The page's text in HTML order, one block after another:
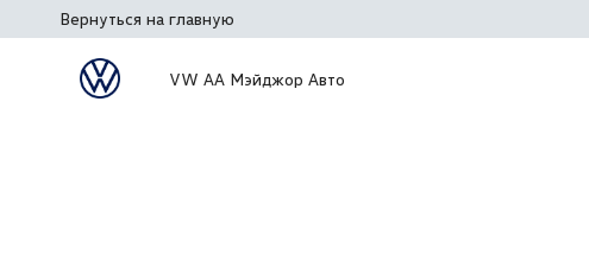
Вернуться на главную
VW АА Мэйджор Авто